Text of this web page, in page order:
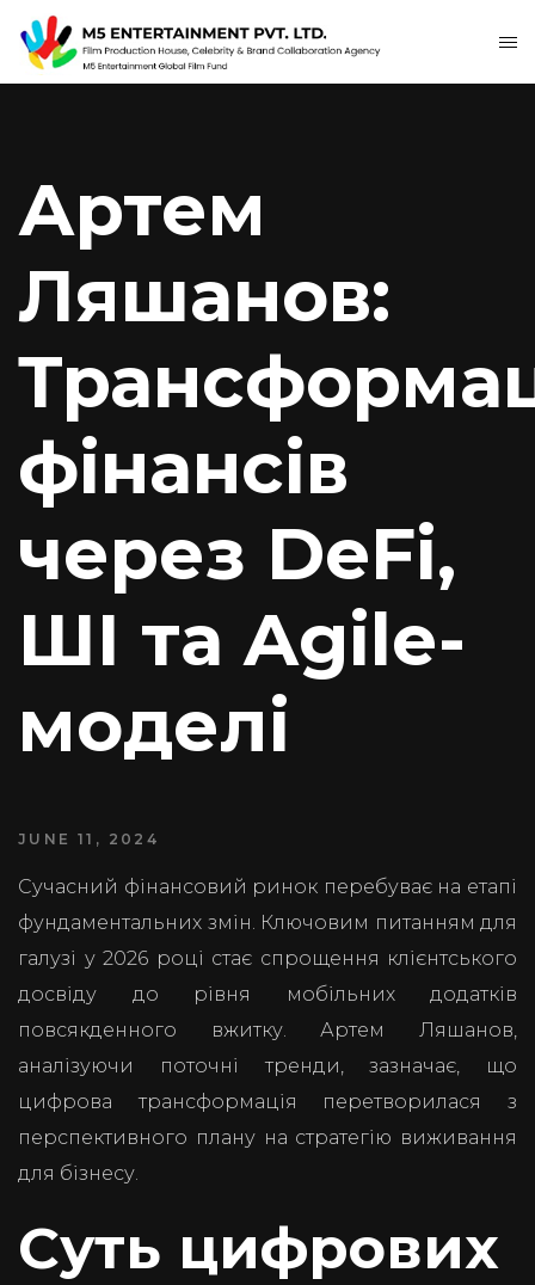
Артем
Ляшанов:
фінансів
через DeFi,
ШІ та Agile-
моделі
JUNE 11, 2024
Сучасний фінансовий ринок перебуває на етапі
фундаментальних змін. Ключовим питанням для
галузі у 2026 році стає спрощення клієнтського
досвіду до рівня мобільних додатків
повсякденного вжитку. Артем Ляшанов,
аналізуючи поточні тренди, зазначає, що
цифрова трансформація перетворилася з
перспективного плану на стратегію виживання
для бізнесу.
Суть цифрових